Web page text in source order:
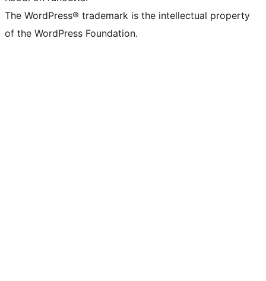
The WordPress® trademark is the intellectual property
of the WordPress Foundation.